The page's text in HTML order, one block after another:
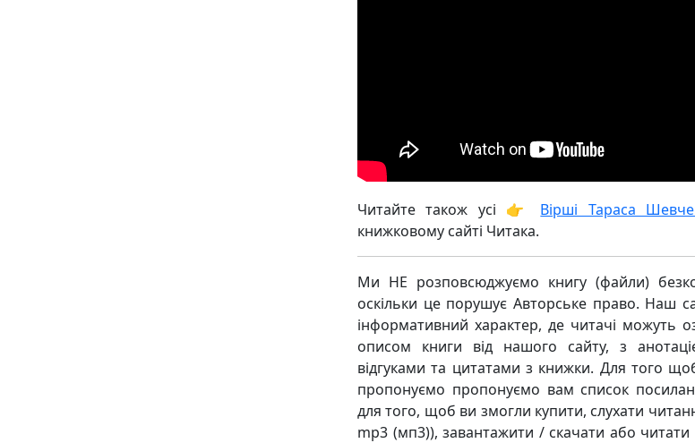
Читайте також усі 👉 Вірші Тараса
книжковому сайті Читака.
Ми НЕ розповсюджуємо книгу (файли)
оскільки це порушує Авторське право. Наш
інформативний характер, де читачі можуть
описом книги від нашого сайту, з
відгуками та цитатами з книжки. Для того
пропонуємо пропонуємо вам список
для того, щоб ви змогли купити, слухати
mp3 (мп3)), завантажити / скачати або